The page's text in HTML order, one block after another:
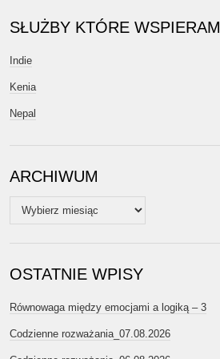
SŁUŻBY KTÓRE WSPIERAM
Indie
Kenia
Nepal
ARCHIWUM
Archiwum
OSTATNIE WPISY
Równowaga między emocjami a logiką – 3
Codzienne rozważania_07.08.2026